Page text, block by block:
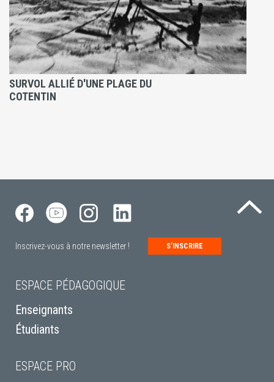
SURVOL ALLIÉ D'UNE PLAGE DU
COTENTIN
Inscrivez-vous à notre newsletter ! S’INSCRIRE
ESPACE PÉDAGOGIQUE
Enseignants
Étudiants
ESPACE PRO